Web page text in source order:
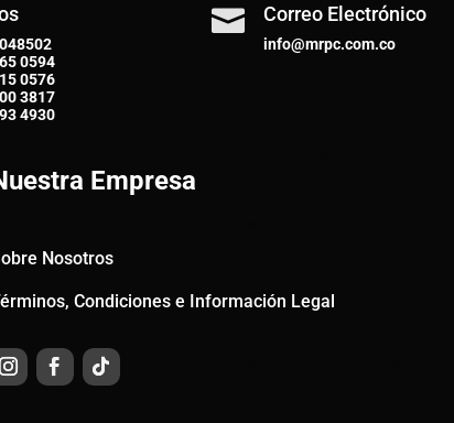
0594
0576
3817
4930
 Correo Electrónico
info@mrpc.com.co
Empresa
Nosotros
Condiciones e Información Legal